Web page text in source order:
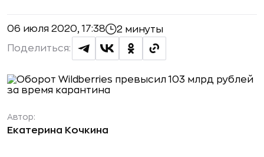
06 июля 2020, 17:38 2 минуты
Поделиться:
Автор:
Екатерина Кочкина